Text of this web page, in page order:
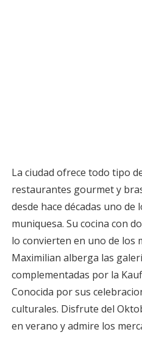
La ciudad ofrece todo tipo
restaurantes gourmet y
desde hace décadas uno
muniquesa. Su cocina con
lo convierten en uno de los
Maximilian alberga las
complementadas por la
Conocida por sus
culturales. Disfrute del
en verano y admire los